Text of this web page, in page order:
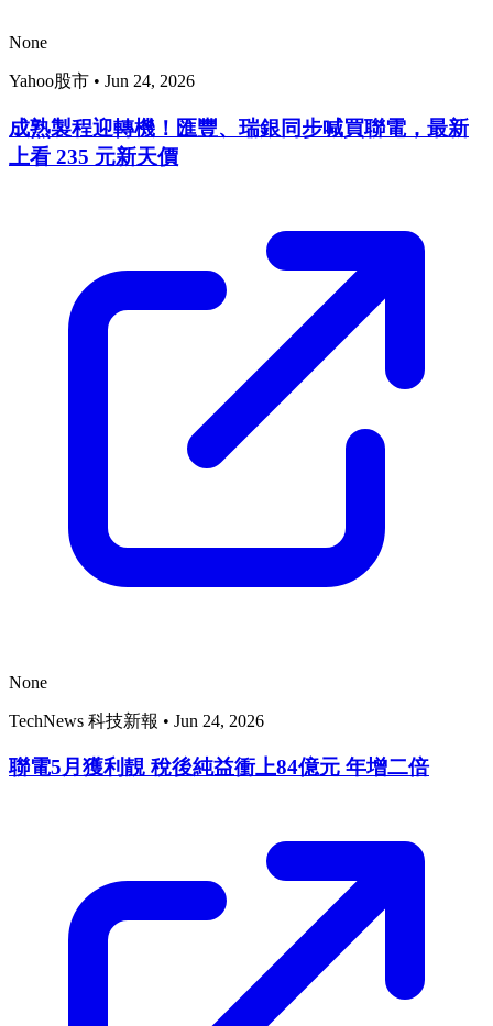
None
Yahoo股市 • Jun 24, 2026
成熟製程迎轉機！匯豐、瑞銀同步喊買聯電，最新
上看 235 元新天價
None
TechNews 科技新報 • Jun 24, 2026
聯電5月獲利靚 稅後純益衝上84億元 年增二倍